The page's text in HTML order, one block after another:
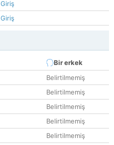
Giriş
Giriş
Bir erkek
Belirtilmemiş
Belirtilmemiş
Belirtilmemiş
Belirtilmemiş
Belirtilmemiş